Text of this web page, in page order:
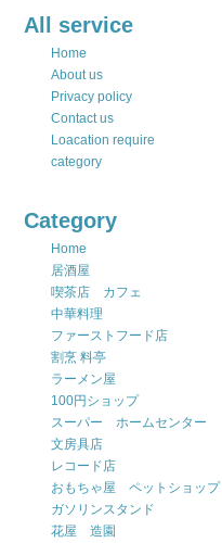
All service
Home
About us
Privacy policy
Contact us
Loacation require
category
Category
Home
居酒屋
喫茶店 カフェ
中華料理
ファーストフード店
割烹 料亭
ラーメン屋
100円ショップ
スーパー ホームセンター
文房具店
レコード店
おもちゃ屋 ペットショップ
ガソリンスタンド
花屋 造園